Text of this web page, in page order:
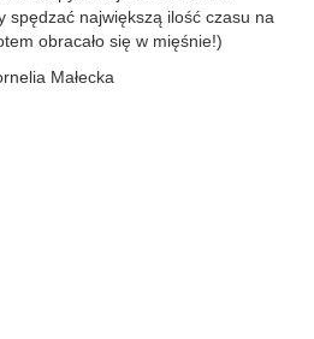
spędzać największą ilość czasu na
obracało się w mięśnie!)
Małecka